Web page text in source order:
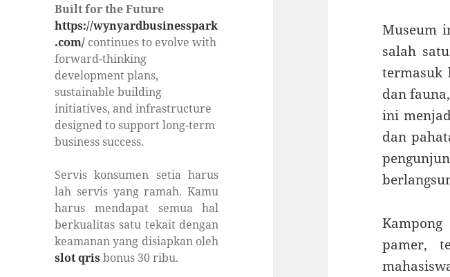
Built for the Future
https://wynyardbusinesspark
.com/ continues to evolve with
forward-thinking
development plans,
sustainable building
initiatives, and infrastructure
designed to support long-term
business success.
Servis konsumen setia harus
lah servis yang ramah. Kamu
harus mendapat semua hal
berkualitas satu tekait dengan
keamanan yang disiapkan oleh
slot qris bonus 30 ribu.
Museum
salah
termasuk
dan
ini
dan
pamer,